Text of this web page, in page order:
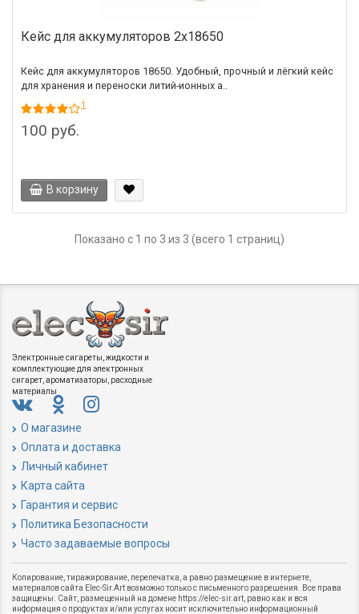
Кейс для аккумуляторов 2х18650
Кейс для аккумуляторов 18650. Удобный, прочный и лёгкий кейс
для хранения и переноски литий-ионных а..
1
100 руб.
В корзину
Показано с 1 по 3 из 3 (всего 1 страниц)
Электронные сигареты, жидкости и
комплектующие для электронных
сигарет, ароматизаторы, расходные
материалы
О магазине
Оплата и доставка
Личный кабинет
Карта сайта
Гарантия и сервис
Политика Безопасности
Часто задаваемые вопросы
Копирование, тиражирование, перепечатка, а равно размещение в интернете,
материалов сайта Elec-Sir.Art возможно только с письменного разрешения. Все права
защищены. Сайт, размещенный на домене https://elec-sir.art, равно как и вся
информация о продуктах и/или услугах носит исключительно информационный